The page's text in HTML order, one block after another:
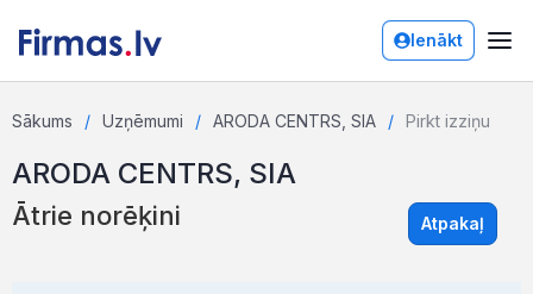
Ienākt
Sākums Uzņēmumi ARODA CENTRS, SIA Pirkt izziņu
ARODA CENTRS, SIA
Ātrie norēķini Atpakaļ